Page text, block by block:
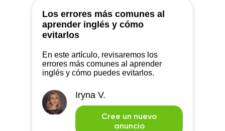
Los errores más comunes al
aprender inglés y cómo
evitarlos
En este artículo, revisaremos los
errores más comunes al aprender
inglés y cómo puedes evitarlos.
Iryna V.
Cree un nuevo
anuncio